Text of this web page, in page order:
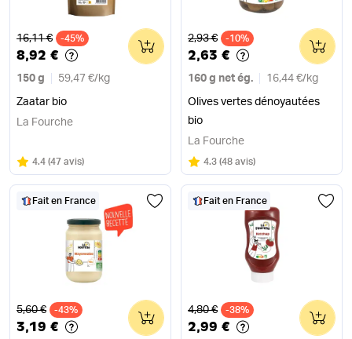
Ancien prix
16,11 € -45%
8,92 €
150 g 59,47 €/ kg
Zaatar bio
0
La Fourche
Note
4.4 sur 5
(47 avis)
Ancien prix
2,93 € -10%
2,63 €
160 g net ég. 16,44 €/ kg
Olives vertes dénoyautées
bio
0
La Fourche
Note
4.3 sur 5
(48 avis)
Fait en France
Ancien prix
5,60 € -43%
3,19 €
0
Fait en France
Ancien prix
4,80 € -38%
2,99 €
0